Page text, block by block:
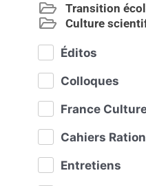
Transition
Culture
Éditos
Colloques
France
Cahiers
Entretiens